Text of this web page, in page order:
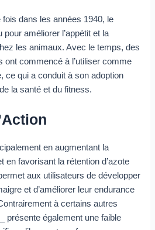
fois dans les années 1940, le
pour améliorer l’appétit et la
les animaux. Avec le temps, des
ont commencé à l’utiliser comme
ce qui a conduit à son adoption
la santé et du fitness.
en augmentant la
en favorisant la rétention d’azote
aux utilisateurs de développer
et d’améliorer leur endurance
à certains autres
présente également une faible